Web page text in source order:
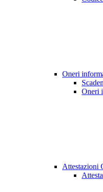
Oneri
Oneri
Attestazioni